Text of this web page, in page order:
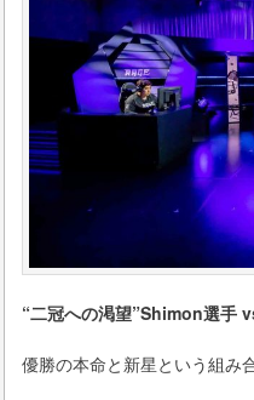
“⼆冠への渇望”Shimon選⼿
優勝の本命と新星という組み